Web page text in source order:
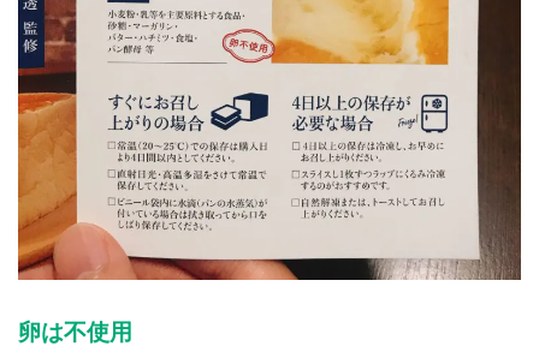
卵は不使用